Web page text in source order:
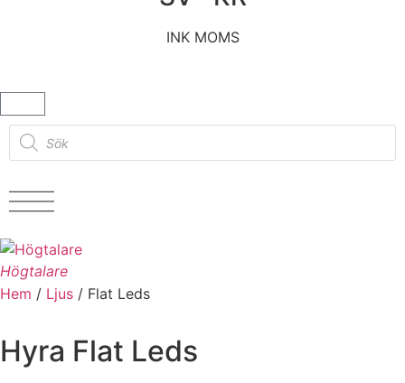
INK MOMS
Högtalare
Hem / Ljus / Flat Leds
Hyra Flat Leds